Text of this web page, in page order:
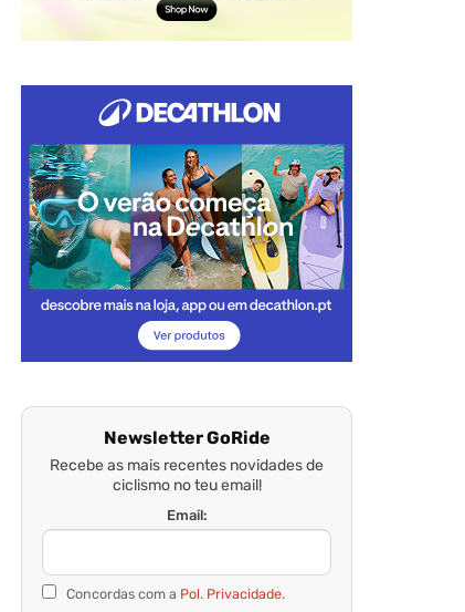
Newsletter GoRide
Recebe as mais recentes novidades de
ciclismo no teu email!
Email:
Concordas com a Pol. Privacidade.